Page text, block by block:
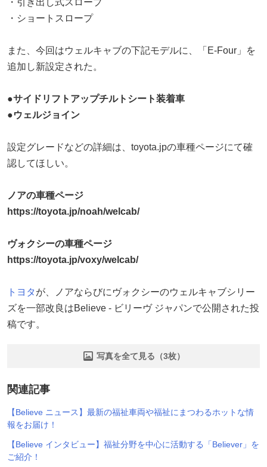
・ショートスロープ
また、今回はウェルキャブの下記モデルに、「E-Four」を
追加し新設定された。
●サイドリフトアップチルトシート装着車
●ウェルジョイン
設定グレードなどの詳細は、toyota.jpの車種ページにて確
認してほしい。
ノアの車種ページ
https://toyota.jp/noah/welcab/
ヴォクシーの車種ページ
https://toyota.jp/voxy/welcab/
トヨタ が、ノアならびにヴォクシーのウェルキャブシリー
ズを一部改良はBelieve - ビリーヴ ジャパンで公開された投
稿です。
写真を全て見る（3枚）
関連記事
【Believe ニュース】最新の福祉車両や福祉にまつわるホットな情
報をお届け！
【Believe インタビュー】福祉分野を中心に活動する「Believer」を
ご紹介！